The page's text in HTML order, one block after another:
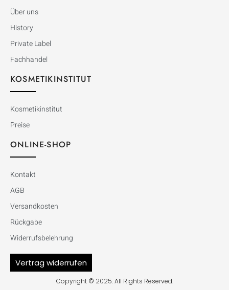
Über uns
History
Private Label
Fachhandel
KOSMETIKINSTITUT
Kosmetikinstitut
Preise
ONLINE-SHOP
Kontakt
AGB
Versandkosten
Rückgabe
Widerrufsbelehrung
Vertrag widerrufen
Copyright © 2025. All Rights Reserved.